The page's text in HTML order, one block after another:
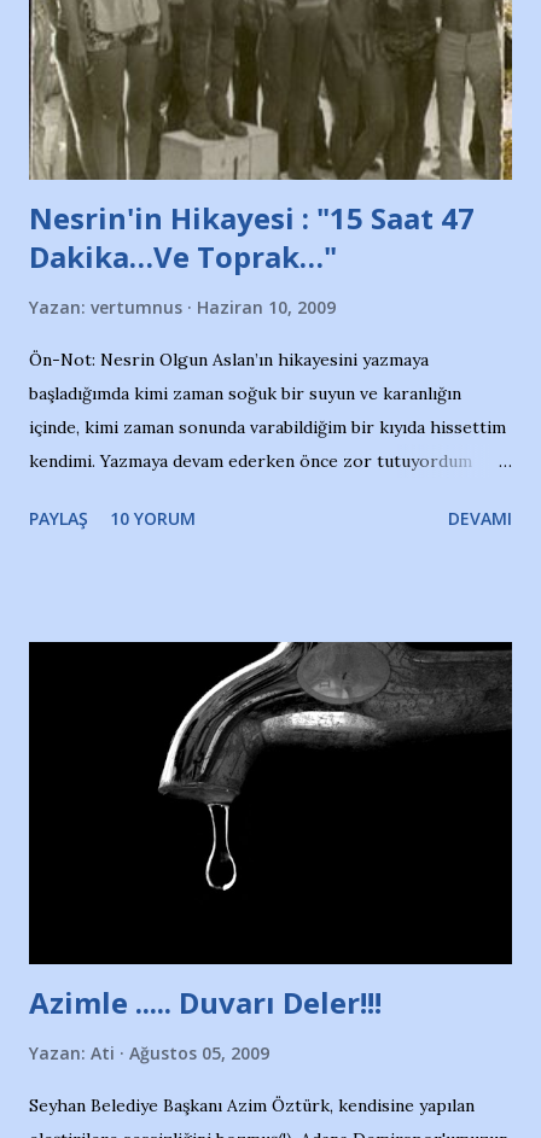
ait tanıtıcı ilanların asılmasına izin veren Bursa Büyükşehir
Belediyesi ile mağazaların bulunduğu alışveriş merkezlerini
de kınıyoruz'' diye de eklemiş .. Blogumuzda okuduğum bu
yazının hemen ardından bu habe...
Nesrin'in Hikayesi : "15 Saat 47
Dakika…Ve Toprak…"
Yazan: vertumnus Haziran 10, 2009
Ön-Not: Nesrin Olgun Aslan’ın hikayesini yazmaya
başladığımda kimi zaman soğuk bir suyun ve karanlığın
içinde, kimi zaman sonunda varabildiğim bir kıyıda hissettim
kendimi. Yazmaya devam ederken önce zor tutuyordum
Yazımı, ağlayarak bitirebildim ancak…Kendisinin web
Nesrin’in Hikayesi’ne başlıyorum… 1964 Adana Yüzme
havuzunun kenarında 7 yaşında kara kuru bir kız çocuğu
duruyor. Havuzun içinde Adana Demirspor Kulübü
yüzücüleri. Erkekler çoğunlukta. Küçük kız etrafına bakıyor.
Sadece 4 kız çocuğu var. Nesrin, Adana Demirspor’un 4
kızından biri oluyor o gün…Giriyor havuza. 1973 – 1975
Adana Nesrin, 16 yaşında. Yüzüyor. 7 yaşında girdiği
Türkiye 3.lüğü var. 17 yaşında mar...
PAYLAŞ 10 YORUM DEVAMI
Azimle ..... Duvarı Deler!!!
Yazan: Ati Ağustos 05, 2009
Seyhan Belediye Başkanı Azim Öztürk, kendisine yapılan